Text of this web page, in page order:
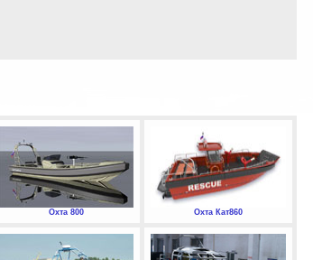
Охта 800 Охта Кат860